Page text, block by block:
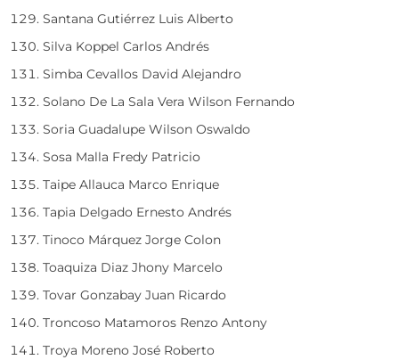
Santana Gutiérrez Luis Alberto
Silva Koppel Carlos Andrés
Simba Cevallos David Alejandro
Solano De La Sala Vera Wilson Fernando
Soria Guadalupe Wilson Oswaldo
Sosa Malla Fredy Patricio
Taipe Allauca Marco Enrique
Tapia Delgado Ernesto Andrés
Tinoco Márquez Jorge Colon
Toaquiza Diaz Jhony Marcelo
Tovar Gonzabay Juan Ricardo
Troncoso Matamoros Renzo Antony
Troya Moreno José Roberto